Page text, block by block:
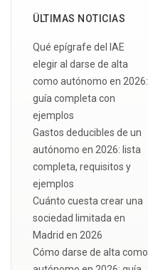
ÜLTIMAS NOTICIAS
Qué epígrafe del IAE
elegir al darse de alta
como autónomo en 2026:
guía completa con
ejemplos
Gastos deducibles de un
autónomo en 2026: lista
completa, requisitos y
ejemplos
Cuánto cuesta crear una
sociedad limitada en
Madrid en 2026
Cómo darse de alta como